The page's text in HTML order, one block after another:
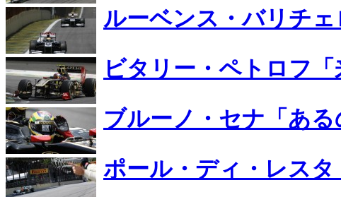
ルーベンス・バリチ
ビタリー・ペトロフ
ブルーノ・セナ「ある
ポール・ディ・レスタ